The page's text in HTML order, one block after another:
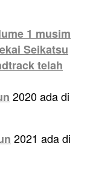
1 musim
Seikatsu
telah
2020 ada di
2021 ada di